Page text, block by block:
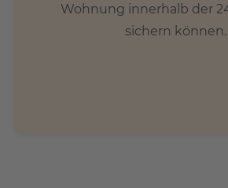
Wohnung innerhalb der
sichern können.